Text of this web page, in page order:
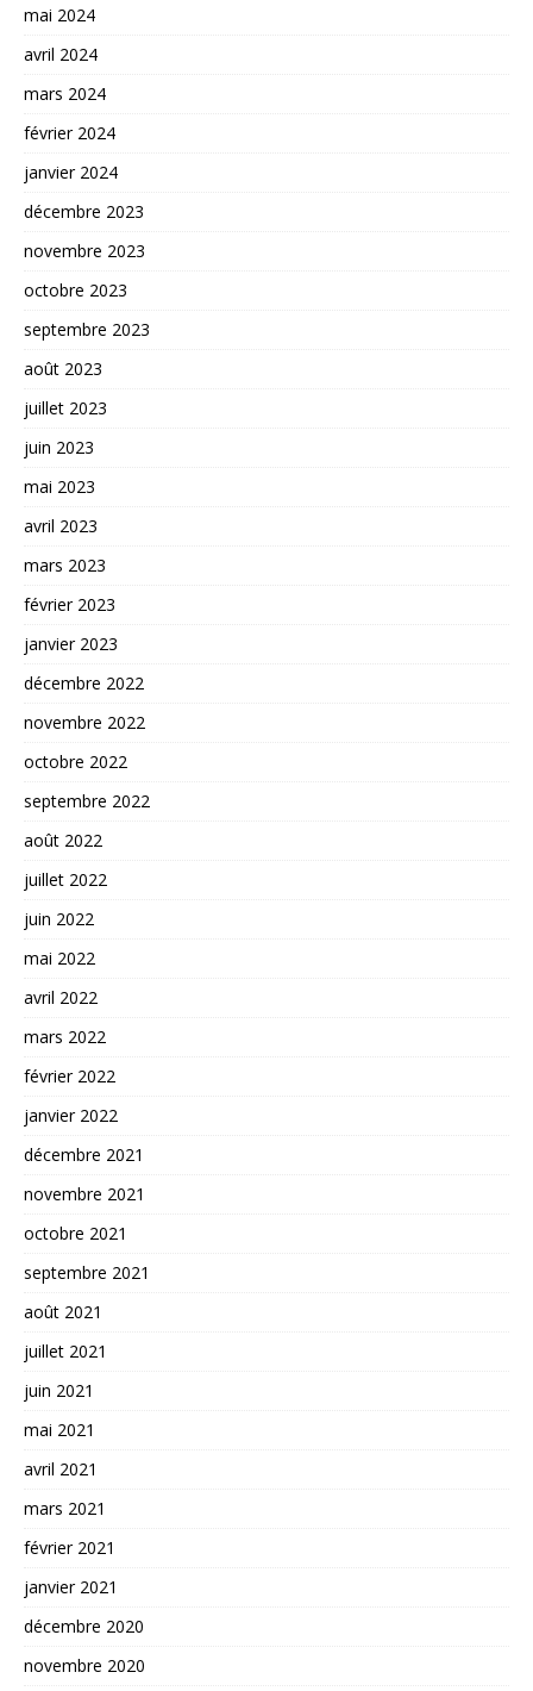
mai 2024
avril 2024
mars 2024
février 2024
janvier 2024
décembre 2023
novembre 2023
octobre 2023
septembre 2023
août 2023
juillet 2023
juin 2023
mai 2023
avril 2023
mars 2023
février 2023
janvier 2023
décembre 2022
novembre 2022
octobre 2022
septembre 2022
août 2022
juillet 2022
juin 2022
mai 2022
avril 2022
mars 2022
février 2022
janvier 2022
décembre 2021
novembre 2021
octobre 2021
septembre 2021
août 2021
juillet 2021
juin 2021
mai 2021
avril 2021
mars 2021
février 2021
janvier 2021
décembre 2020
novembre 2020